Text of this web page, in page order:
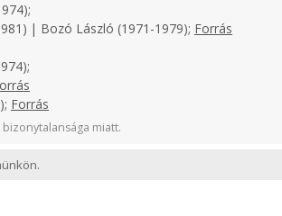
| Bozó László (1971-1979); Forrás
Forrás
miatt.